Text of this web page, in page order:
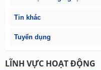
Tin khác
Tuyển dụng
LĨNH VỰC HOẠT ĐỘNG